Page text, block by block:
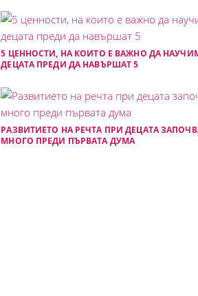
5 ЦЕННОСТИ, НА КОИТО Е ВАЖНО ДА
ДЕЦАТА ПРЕДИ ДА НАВЪРШАТ 5
РАЗВИТИЕТО НА РЕЧТА ПРИ ДЕЦАТА
МНОГО ПРЕДИ ПЪРВАТА ДУМА